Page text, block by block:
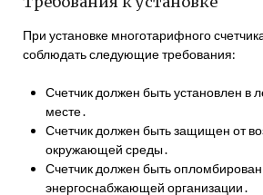
При установке многотарифного
соблюдать следующие требования:
Счетчик должен быть установлен в
месте․
Счетчик должен быть защищен от
окружающей среды․
Счетчик должен быть
энергоснабжающей организации․